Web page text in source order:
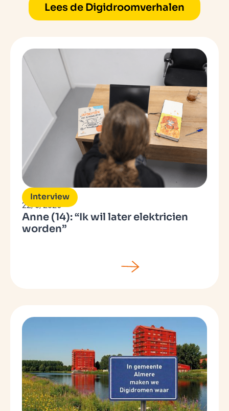
Lees de Digidroomverhalen
Interview
Anne (14): “Ik wil later elektricien
worden”
22/6/2026